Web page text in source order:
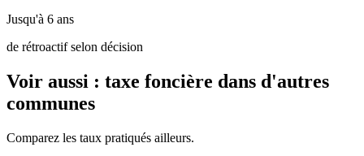
Jusqu'à 6 ans
de rétroactif selon décision
Voir aussi : taxe foncière dans d'autres
communes
Comparez les taux pratiqués ailleurs.